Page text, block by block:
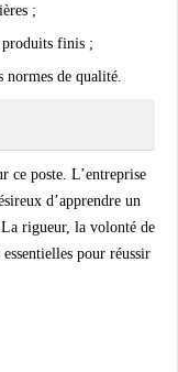
;
produits finis ;
normes de qualité.
ce poste. L’entreprise
d’apprendre un
rigueur, la volonté de
pour réussir